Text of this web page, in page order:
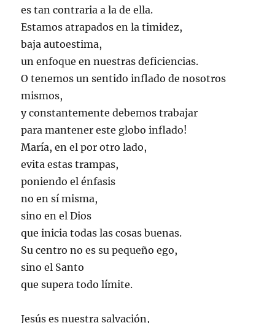
es tan contraria a la de ella.
Estamos atrapados en la timidez,
baja autoestima,
un enfoque en nuestras deficiencias.
O tenemos un sentido inflado de nosotros
mismos,
y constantemente debemos trabajar
para mantener este globo inflado!
María, en el por otro lado,
evita estas trampas,
poniendo el énfasis
no en sí misma,
sino en el Dios
que inicia todas las cosas buenas.
Su centro no es su pequeño ego,
sino el Santo
que supera todo límite.
Jesús es nuestra salvación,